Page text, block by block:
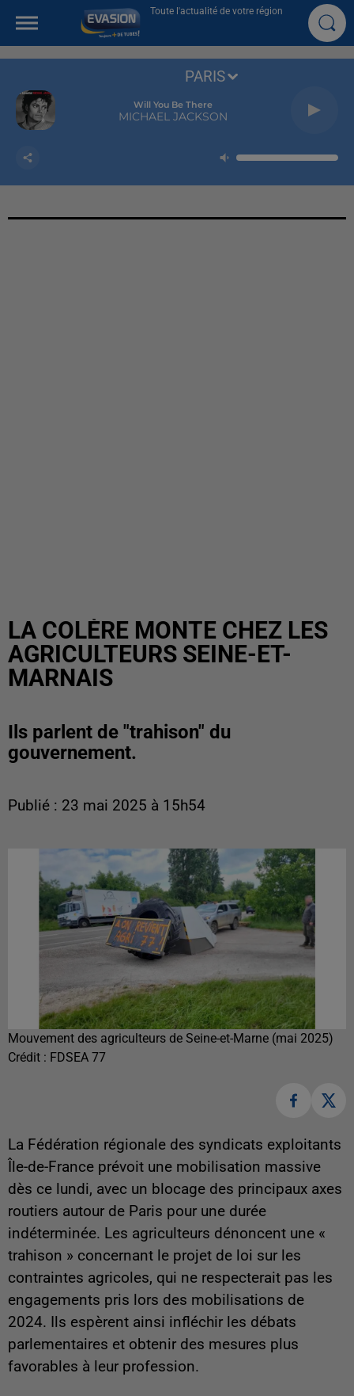
Toute l'actualité de votre région
Will You Be There
MICHAEL JACKSON
PARIS
LA COLÈRE MONTE CHEZ LES
AGRICULTEURS SEINE-ET-
MARNAIS
Ils parlent de "trahison" du
gouvernement.
Publié : 23 mai 2025 à 15h54
Mouvement des agriculteurs de Seine-et-Marne (mai 2025)
Crédit : FDSEA 77
La Fédération régionale des syndicats exploitants
Île-de-France prévoit une mobilisation massive
dès ce lundi, avec un blocage des principaux axes
routiers autour de Paris pour une durée
indéterminée. Les agriculteurs dénoncent une «
trahison » concernant le projet de loi sur les
contraintes agricoles, qui ne respecterait pas les
engagements pris lors des mobilisations de
2024. Ils espèrent ainsi infléchir les débats
parlementaires et obtenir des mesures plus
favorables à leur profession.